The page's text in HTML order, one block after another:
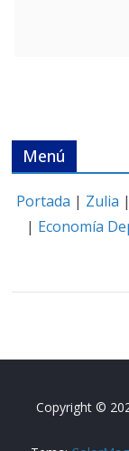
Menú
Portada | Zulia |
| Economía
Copyright ©